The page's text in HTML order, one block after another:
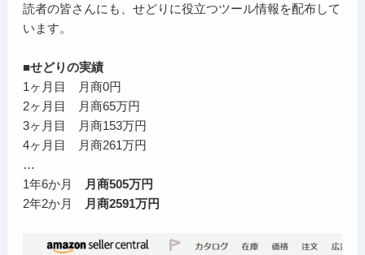
読者の皆さんにも、せどりに役立つツール情報を配布して
います。
■せどりの実績
1ヶ月目 月商0円
2ヶ月目 月商65万円
3ヶ月目 月商153万円
4ヶ月目 月商261万円
…
1年6か月
月商505万円
2年2か月
月商2591万円